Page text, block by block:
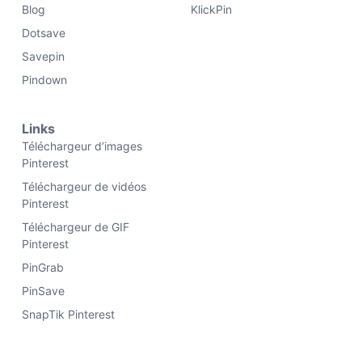
Blog
Dotsave
Savepin
Pindown
KlickPin
Links
Téléchargeur d’images
Pinterest
Téléchargeur de vidéos
Pinterest
Téléchargeur de GIF
Pinterest
PinGrab
PinSave
SnapTik Pinterest